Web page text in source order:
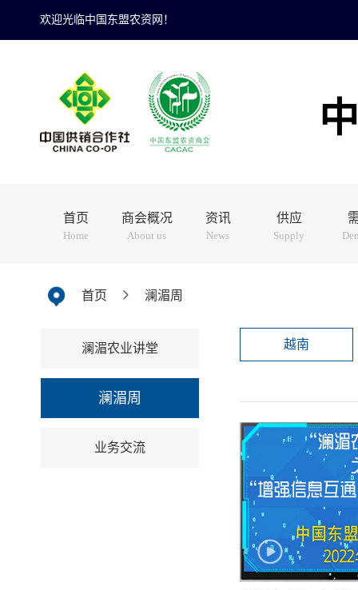
欢迎光临中国东盟农资网！
首页
Home
商会概况
About us
资讯
News
供应
Supply
首页 澜湄周
澜湄农业讲堂
澜湄周
业务交流
越南